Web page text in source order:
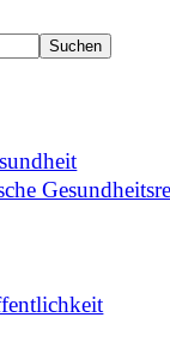
Suchen